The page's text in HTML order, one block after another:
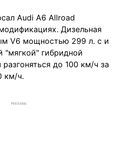
Audi A6 Allroad
Дизельная
V6 мощностью 299 л. с и
"мягкой" гибридной
до 100 км/ч за
км/ч.
РЕКЛАМА